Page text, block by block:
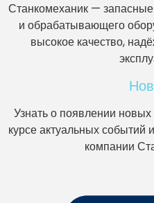
Станкомеханик —
и обрабатывающего
высокое качество,
Узнать о появлении новых
курсе актуальных событий
компании